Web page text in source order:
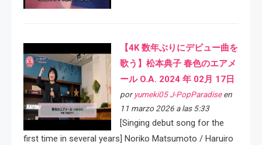
【4K 数年ぶりにデビュー曲を
歌う】松本典子 春色のエアメ
ール O.A. 2024 年 02月 17日
por yumeki05 J-PopParadiseen
11 marzo 2026 a las 5:33
[Singing debut song for the
first time in several years] Noriko Matsumoto / Haruiro